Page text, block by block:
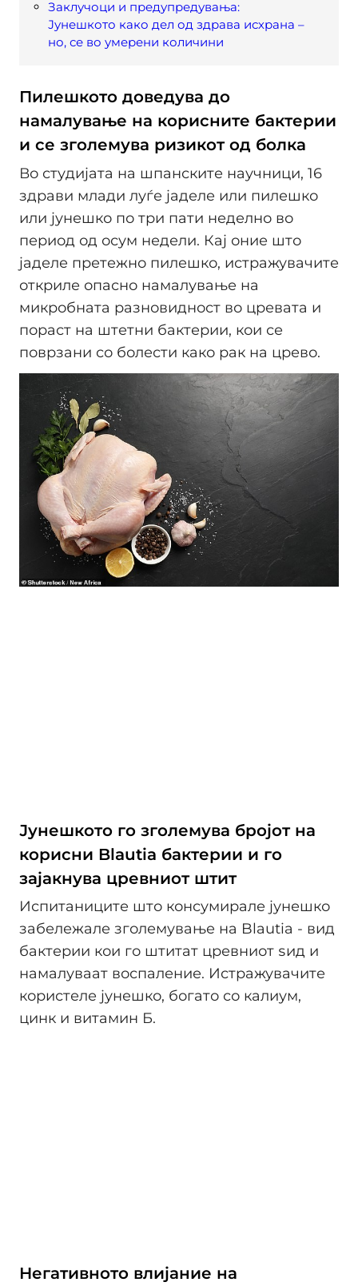
Заклучоци и предупредувања:
Јунешкото како дел од здрава исхрана –
но, се во умерени количини
Пилешкото доведува до
намалување на корисните бактерии
и се зголемува ризикот од болка
Во студијата на шпанските научници, 16
здрави млади луѓе јаделе или пилешко
или јунешко по три пати неделно во
период од осум недели. Кај оние што
јаделе претежно пилешко, истражувачите
откриле опасно намалување на
микробната разновидност во цревата и
пораст на штетни бактерии, кои се
поврзани со болести како рак на црево.
Јунешкото го зголемува бројот на
корисни Blautia бактерии и го
зајакнува цревниот штит
Испитаниците што консумирале јунешко
забележале зголемување на Blautia - вид
бактерии кои го штитат цревниот ѕид и
намалуваат воспаление. Истражувачите
користеле јунешко, богато со калиум,
цинк и витамин Б.
Негативното влијание на